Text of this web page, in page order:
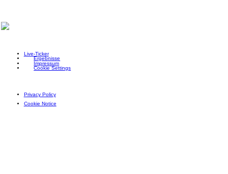
Live-Ticker
Ergebnisse
Impressum
Cookie Settings
Privacy Policy
Cookie Notice